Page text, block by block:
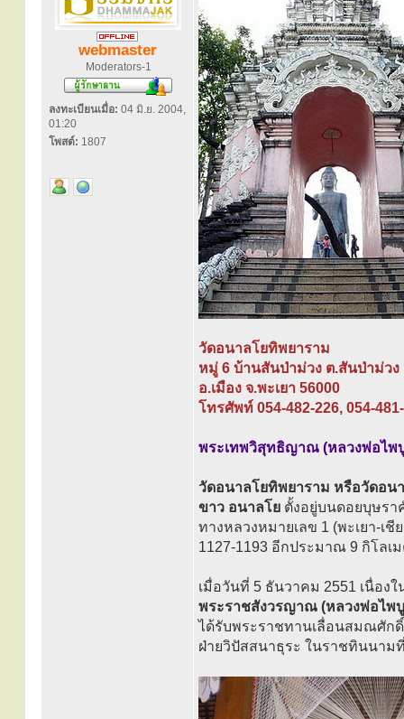
webmaster
Moderators-1
ลงทะเบียนเมื่อ: 04 มิ.ย. 2004,
01:20
โพสต์: 1807
วัดอนาลโยทิพยาราม
หมู่ 6 บ้านสันป่าม่วง ต.สันป่าม่วง
อ.เมือง จ.พะเยา 56000
โทรศัพท์ 054-482-226, 054-
พระเทพวิสุทธิญาณ (หลวงพ่อไพ
วัดอนาลโยทิพยาราม หรือวัดอน
ขาว อนาลโย ตั้งอยู่บนดอยบุษรา
ทางหลวงหมายเลข 1 (พะเยา-เ
1127-1193 อีกประมาณ 9 กิโลเ
เมื่อวันที่ 5 ธันวาคม 2551 เนื่อง
พระราชสังวรญาณ (หลวงพ่อไพ
ได้รับพระราชทานเลื่อนสมณศัก
ฝ่ายวิปัสสนาธุระ ในราชทินนาม